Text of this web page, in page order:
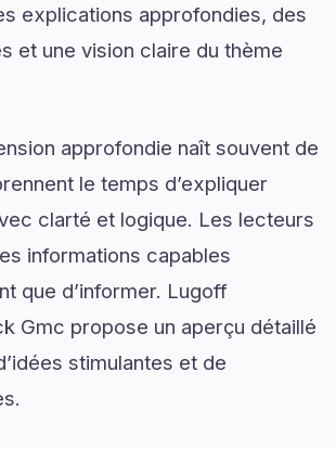
explications approfondies, des
et une vision claire du thème
approfondie naît souvent de
le temps d’expliquer
clarté et logique. Les lecteurs
informations capables
que d’informer. Lugoff
Gmc propose un aperçu détaillé
stimulantes et de